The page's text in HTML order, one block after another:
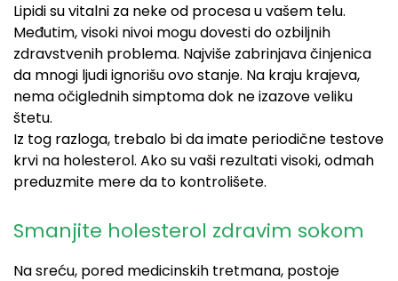
Lipidi su vitalni za neke od procesa u vašem telu.
Međutim, visoki nivoi mogu dovesti do ozbiljnih
zdravstvenih problema. Najviše zabrinjava činjenica
da mnogi ljudi ignorišu ovo stanje. Na kraju krajeva,
nema očiglednih simptoma dok ne izazove veliku
štetu.
Iz tog razloga, trebalo bi da imate periodične testove
krvi na holesterol. Ako su vaši rezultati visoki, odmah
preduzmite mere da to kontrolišete.
Smanjite holesterol zdravim sokom
Na sreću, pored medicinskih tretmana, postoje